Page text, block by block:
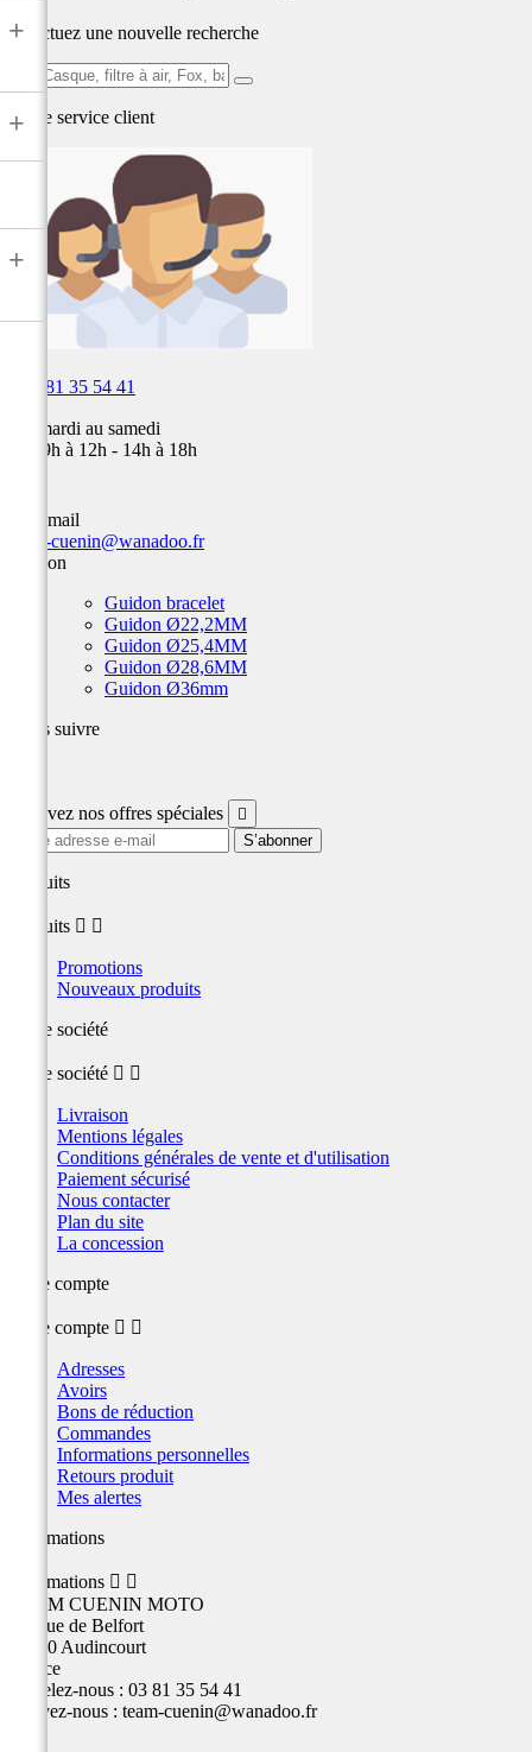
+
+
+
Effectuez une nouvelle recherche
Ex:
batterie
Notre service client
03 81 35 54 41
Du mardi au samedi
de 09h à 12h - 14h à 18h
Par email
team-cuenin@wanadoo.fr
Guidon
Guidon bracelet
Guidon Ø22,2MM
Guidon Ø25,4MM
Guidon Ø28,6MM
Guidon Ø36mm
Nous suivre
Recevez nos offres spéciales 
produits
produits  
Promotions
Nouveaux produits
Notre société
Notre société  
Livraison
Mentions légales
Conditions générales de vente et d'utilisation
Paiement sécurisé
Nous contacter
Plan du site
La concession
Votre compte
Votre compte  
Adresses
Avoirs
Bons de réduction
Commandes
Informations personnelles
Retours produit
Mes alertes
Informations
Informations  
TEAM CUENIN MOTO
26 Rue de Belfort
25400 Audincourt
France
Appelez-nous : 03 81 35 54 41
Écrivez-nous : team-cuenin@wanadoo.fr